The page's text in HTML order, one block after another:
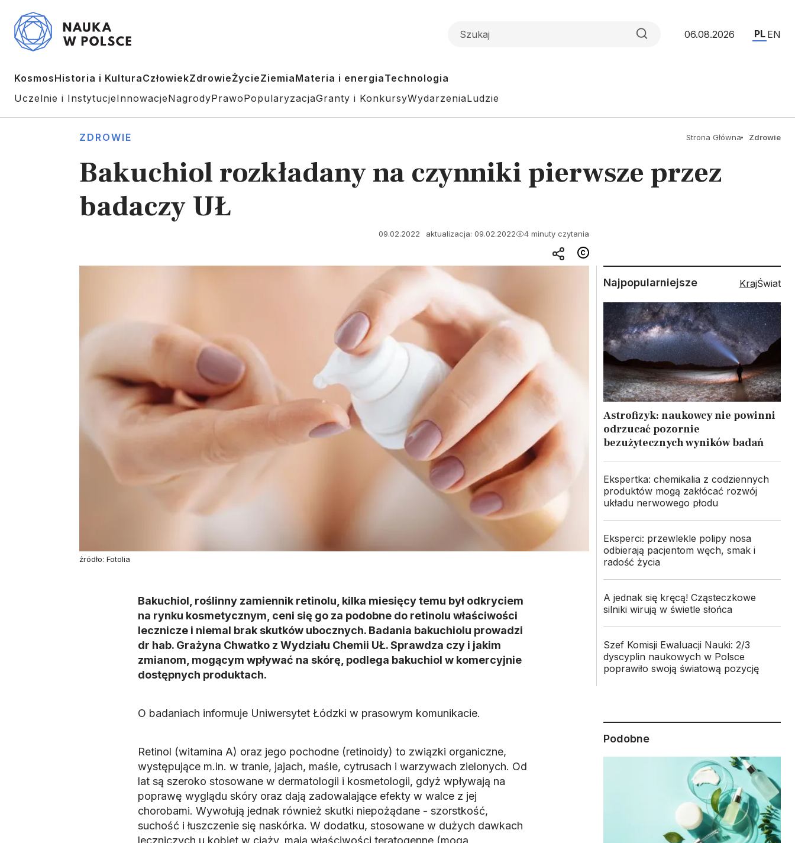
06.08.2026 PL EN
KosmosHistoria i KulturaCzłowiekZdrowieŻycieZiemiaMateria i energiaTechnologia
Uczelnie i InstytucjeInnowacjeNagrodyPrawoPopularyzacjaGranty i KonkursyWydarzeniaLudzie
ZDROWIE Strona Główna Zdrowie
Bakuchiol rozkładany na czynniki pierwsze przez
badaczy UŁ
09.02.2022 aktualizacja: 09.02.2022 4 minuty czytania
źródło: Fotolia
Bakuchiol, roślinny zamiennik retinolu, kilka miesięcy temu był odkryciem
na rynku kosmetycznym, ceni się go za podobne do retinolu właściwości
lecznicze i niemal brak skutków ubocznych. Badania bakuchiolu prowadzi
dr hab. Grażyna Chwatko z Wydziału Chemii UŁ. Sprawdza czy i jakim
zmianom, mogącym wpływać na skórę, podlega bakuchiol w komercyjnie
dostępnych produktach.
O badaniach informuje Uniwersytet Łódzki w prasowym komunikacie.
Retinol (witamina A) oraz jego pochodne (retinoidy) to związki organiczne,
występujące m.in. w tranie, jajach, maśle, cytrusach i warzywach zielonych. Od
lat są szeroko stosowane w dermatologii i kosmetologii, gdyż wpływają na
poprawę wyglądu skóry oraz dają zadowalające efekty w walce z jej
chorobami. Wywołują jednak również skutki niepożądane - szorstkość,
suchość i łuszczenie się naskórka. W dodatku, stosowane w dużych dawkach
leczniczych u kobiet w ciąży, mają właściwości teratogenne (mogą
Najpopularniejsze KrajŚwiat
Astrofizyk: naukowcy nie powinni
odrzucać pozornie
bezużytecznych wyników badań
Ekspertka: chemikalia z codziennych
produktów mogą zakłócać rozwój
układu nerwowego płodu
Eksperci: przewlekle polipy nosa
odbierają pacjentom węch, smak i
radość życia
A jednak się kręcą! Cząsteczkowe
silniki wirują w świetle słońca
Szef Komisji Ewaluacji Nauki: 2/3
dyscyplin naukowych w Polsce
poprawiło swoją światową pozycję
Podobne